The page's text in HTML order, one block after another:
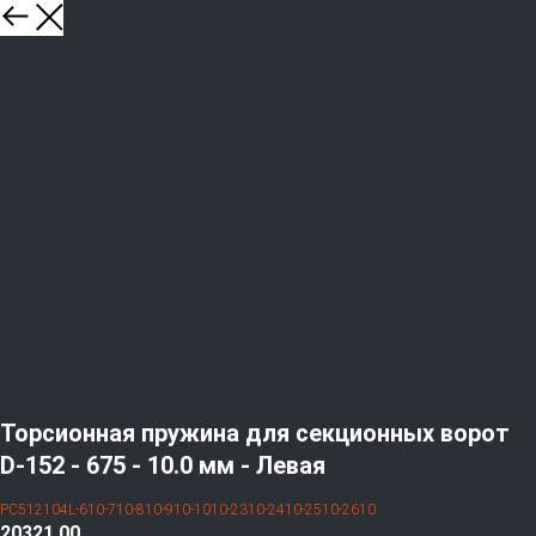
Торсионная пружина для секционных ворот
D-152 - 675 - 10.0 мм - Левая
PC512104L-610-710-810-910-1010-2310-2410-2510-2610